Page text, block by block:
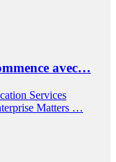
avec…
Services
Matters …